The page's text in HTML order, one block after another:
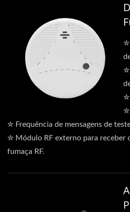
✮
✮
✮
✮
✮ Frequência de mensagens de
✮ Módulo RF externo para receber
fumaça RF.